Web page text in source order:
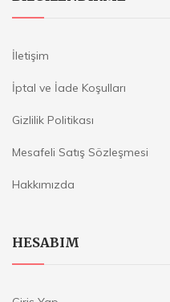
İletişim
İptal ve İade Koşulları
Gizlilik Politikası
Mesafeli Satış Sözleşmesi
Hakkımızda
HESABIM